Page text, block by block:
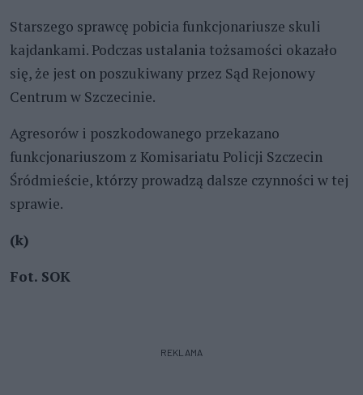
Starszego sprawcę pobicia funkcjonariusze skuli
kajdankami. Podczas ustalania tożsamości okazało
się, że jest on poszukiwany przez Sąd Rejonowy
Centrum w Szczecinie.
Agresorów i poszkodowanego przekazano
funkcjonariuszom z Komisariatu Policji Szczecin
Śródmieście, którzy prowadzą dalsze czynności w tej
sprawie.
(k)
Fot. SOK
REKLAMA